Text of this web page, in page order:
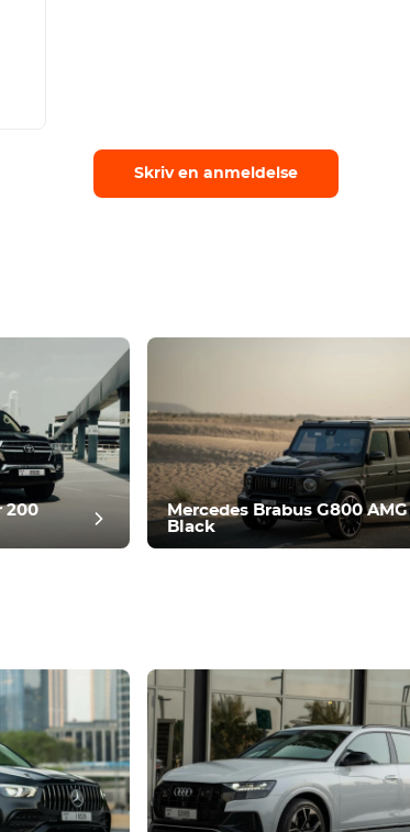
Skriv en anmeldelse
200
Mercedes Brabus G800 AMG
Black